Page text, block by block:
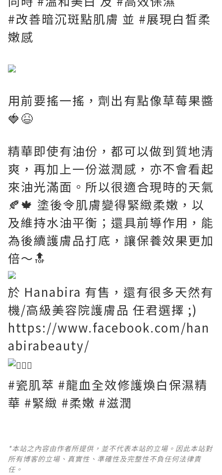
#改善暗沉斑點肌膚 並 #展現白皙柔
嫩感
用前要搖一搖，劑出有點像草莓果醬
🍓😆
精華即使有油份，都可以做到質地清
爽，再加上一份滋潤感，亦不會看起
來油光滿面。所以很適合現時的天氣
🍂🍁 塗後令肌膚變得緊緻柔嫩，以
及維持水油平衡；還具前導作用，能
為後續護膚品打底，讓保養效果更加
倍～🔝
於 Hanabira 有售，還有很多天然有
機/高級美容院護膚品 任君選擇 ;)
https://www.facebook.com/han
abirabeauty/
#瓷肌萃 #龍血全效修護煥白保濕精
華 #緊緻 #柔嫩 #滋潤
*本站之內容由作者所提供，並不代表本站的立場。因此本站對
所有博客的立場、真實性、準確性及完整性不負任何法律責
任。